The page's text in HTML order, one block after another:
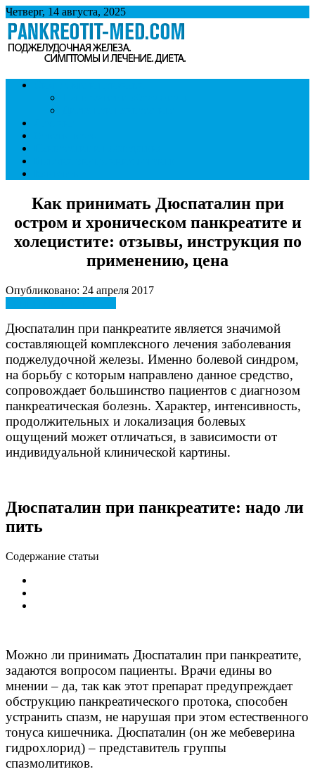
Четверг, 14 августа, 2025
Панкреатит
Поджелудочная железа. Симптомы и лечение панкреатита.
Диета при панкреатите.
Как принимать Дюспаталин при
остром и хроническом панкреатите и
холецистите: отзывы, инструкция по
применению, цена
Опубликовано: 24 апреля 2017
Дюспаталин при панкреатите является значимой
составляющей комплексного лечения заболевания
поджелудочной железы. Именно болевой синдром,
на борьбу с которым направлено данное средство,
сопровождает большинство пациентов с диагнозом
панкреатическая болезнь. Характер, интенсивность,
продолжительных и локализация болевых
ощущений может отличаться, в зависимости от
индивидуальной клинической картины.
Дюспаталин при панкреатите: надо ли
пить
Содержание статьи
Можно ли принимать Дюспаталин при панкреатите,
задаются вопросом пациенты. Врачи едины во
мнении – да, так как этот препарат предупреждает
обструкцию панкреатического протока, способен
устранить спазм, не нарушая при этом естественного
тонуса кишечника. Дюспаталин (он же мебеверина
гидрохлорид) – представитель группы
спазмолитиков.